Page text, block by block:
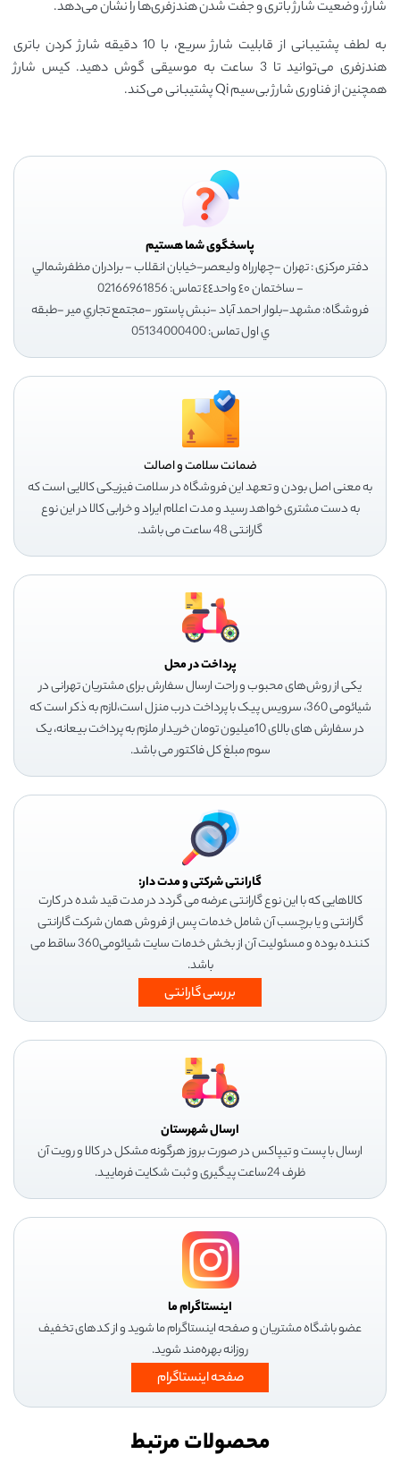
شارژ، وضعیت شارژ باتری و جفت شدن هندزفری‌ها را نشان می‌دهد.
به لطف پشتیبانی از قابلیت شارژ سریع، با 10 دقیقه شارژ کردن باتری
هندزفری می‌توانید تا 3 ساعت به موسیقی گوش دهید. کیس شارژ
همچنین از فناوری شارژ بی‌سیم Qi پشتیبانی می‌کند.
پاسخگوی شما هستیم
دفتر مرکزی : تهران -چهارراه وليعصر-خيابان انقلاب - برادران مظفرشمالي
- ساختمان ٤٠ واحد٤٤ تماس: 02166961856
فروشگاه: مشهد-بلوار احمد آباد -نبش پاستور -مجتمع تجاري مير -طبقه
ي اول تماس: 05134000400
ضمانت سلامت و اصالت
به معنی اصل بودن و تعهد این فروشگاه در سلامت فیزیکی کالایی است که
به دست مشتری خواهد رسید و مدت اعلام ایراد و خرابی کالا در این نوع
گارانتی 48 ساعت می باشد.
پرداخت در محل
یکی از روش‌های محبوب و راحت ارسال سفارش برای مشتریان تهرانی در
شیائومی 360، سرویس پیک با پرداخت درب منزل است،لازم به ذکر است که
در سفارش های بالای 10میلیون تومان خریدار ملزم به پرداخت بیعانه، یک
سوم مبلغ کل فاکتور می باشد.
گارانتی شرکتی و مدت دار:
کالاهایی که با این نوع گارانتی عرضه می گردد در مدت قید شده در کارت
گارانتی و یا برچسب آن شامل خدمات پس از فروش همان شرکت گارانتی
کننده بوده و مسئولیت آن از بخش خدمات سایت شیائومی360 ساقط می
باشد.
بررسی گارانتی
ارسال شهرستان
ارسال با پست و تیپاکس در صورت بروز هرگونه مشکل در کالا و رویت آن
ظرف 24ساعت پیگیری و ثبت شکایت فرمایید.
اینستاگرام ما
عضو باشگاه مشتریان و صفحه اینستاگرام ما شوید و از کدهای تخفیف
روزانه بهره‌مند شوید.
صفحه اینستاگرام
محصولات مرتبط